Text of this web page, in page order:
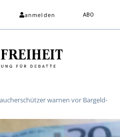
anmelden ABO
warnen vor Bargeld-